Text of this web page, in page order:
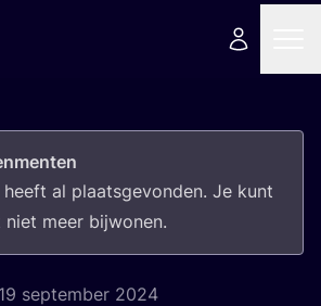
al plaats­ge­von­den. Je kunt
niet meer bijwonen.
19 september 2024